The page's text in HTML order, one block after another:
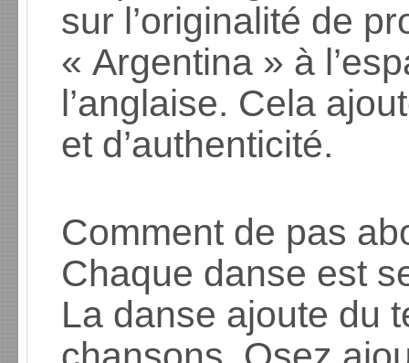
sur l’originalité de
« Argentina » à
l’anglaise. Cela
et d’authenticité.
Comment de pas
Chaque danse est
La danse ajoute du